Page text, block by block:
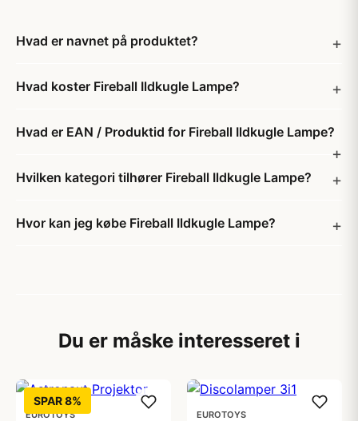
Hvad er navnet på produktet?
Hvad koster Fireball Ildkugle Lampe?
Hvad er EAN / Produktid for Fireball Ildkugle Lampe?
Hvilken kategori tilhører Fireball Ildkugle Lampe?
Hvor kan jeg købe Fireball Ildkugle Lampe?
Du er måske interesseret i
SPAR 8%
EUROTOYS EUROTOYS